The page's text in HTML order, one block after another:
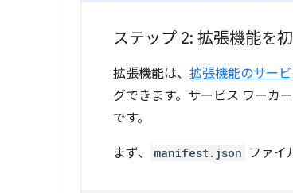
ステップ 2: 拡張機能を
拡張機能は、 拡張機能のサー
グできます。サービス ワーカ
です。
まず、 manifest.json ファイ